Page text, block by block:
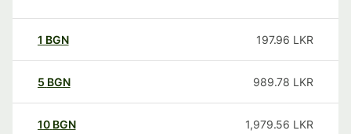
1 BGN 197.96 LKR
5 BGN 989.78 LKR
10 BGN 1,979.56 LKR